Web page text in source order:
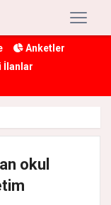
Anketler
İlanlar
okul